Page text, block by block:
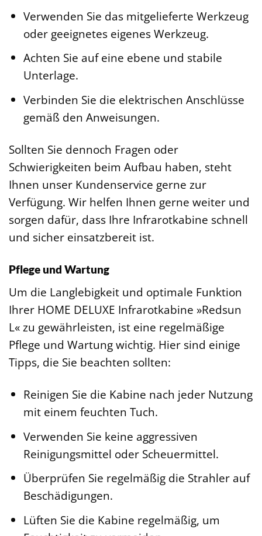
Verwenden Sie das mitgelieferte Werkzeug
oder geeignetes eigenes Werkzeug.
Achten Sie auf eine ebene und stabile
Unterlage.
Verbinden Sie die elektrischen Anschlüsse
gemäß den Anweisungen.
Sollten Sie dennoch Fragen oder
Schwierigkeiten beim Aufbau haben, steht
Ihnen unser Kundenservice gerne zur
Verfügung. Wir helfen Ihnen gerne weiter und
sorgen dafür, dass Ihre Infrarotkabine schnell
und sicher einsatzbereit ist.
Pflege und Wartung
Um die Langlebigkeit und optimale Funktion
Ihrer HOME DELUXE Infrarotkabine »Redsun
L« zu gewährleisten, ist eine regelmäßige
Pflege und Wartung wichtig. Hier sind einige
Tipps, die Sie beachten sollten:
Reinigen Sie die Kabine nach jeder Nutzung
mit einem feuchten Tuch.
Verwenden Sie keine aggressiven
Reinigungsmittel oder Scheuermittel.
Überprüfen Sie regelmäßig die Strahler auf
Beschädigungen.
Lüften Sie die Kabine regelmäßig, um